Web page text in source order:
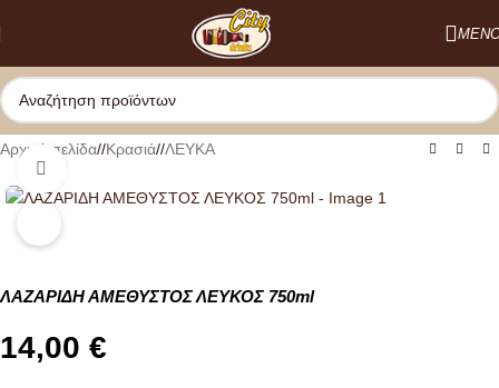
Αρχική σελίδα/ Κρασιά/ ΛΕΥΚΑ
ΛΑΖΑΡΙΔΗ ΑΜΕΘΥΣΤΟΣ ΛΕΥΚΟΣ 750ml
14,00 €